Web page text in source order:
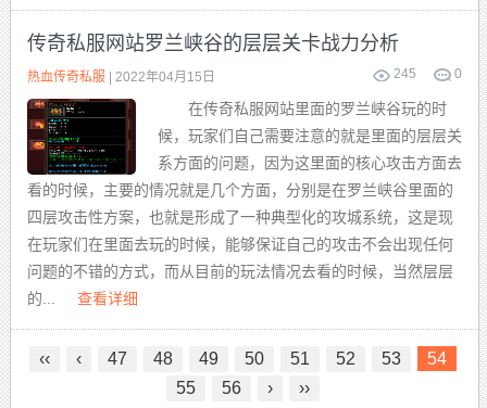
传奇私服网站罗兰峡谷的层层关卡战力分析
245 0
热血传奇私服 | 2022年04月15日
在传奇私服网站里面的罗兰峡谷玩的时
候，玩家们自己需要注意的就是里面的层层关
系方面的问题，因为这里面的核心攻击方面去
看的时候，主要的情况就是几个方面，分别是在罗兰峡谷里面的
四层攻击性方案，也就是形成了一种典型化的攻城系统，这是现
在玩家们在里面去玩的时候，能够保证自己的攻击不会出现任何
问题的不错的方式，而从目前的玩法情况去看的时候，当然层层
的...
查看详细
‹‹ ‹ 47 48 49 50 51 52 53
54
55
56 › ››